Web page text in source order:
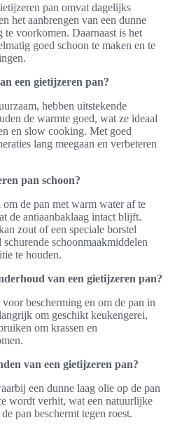
pan omvat dagelijks
het aanbrengen van een dunne
voorkomen. Daarnaast is het
goed schoon te maken en te
een gietijzeren pan?
hebben uitstekende
de warmte goed, wat ze ideaal
en slow cooking. Met goed
lang meegaan en verbeteren
pan schoon?
de pan met warm water af te
de antiaanbaklaag intact blijft.
zout of een speciale borstel
schoonmaakmiddelen
te houden.
van een gietijzeren pan?
bescherming en om de pan in
om geschikt keukengerei,
om krassen en
van een gietijzeren pan?
een dunne laag olie op de pan
wordt verhit, wat een natuurlijke
pan beschermt tegen roest.